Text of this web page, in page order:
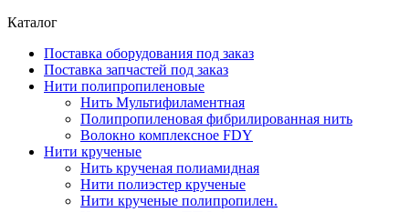
Каталог
Поставка оборудования под заказ
Поставка запчастей под заказ
Нити полипропиленовые
Нить Мультифиламентная
Полипропиленовая фибрилированная нить
Волокно комплексное FDY
Нити крученые
Нить крученая полиамидная
Нити полиэстер крученые
Нити крученые полипропилен.